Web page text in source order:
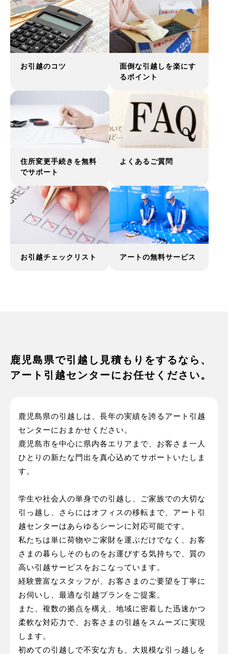
お引越のコツ
面倒な引越しを楽にす
るポイント
住所変更手続きを無料
でサポート
よくあるご質問
お引越チェックリスト アートの無料サービス
鹿児島県で引越し見積もりをするなら、
アート引越センターにお任せください。
鹿児島県の引越しは、長年の実績を誇るアート引越
センターにおまかせください。
鹿児島市を中心に県内各エリアまで、お客さま一人
ひとりの新たな門出を真心込めてサポートいたしま
す。
学生や社会人の単身での引越し、ご家族での大切な
引っ越し、さらにはオフィスの移転まで、アート引
越センターはあらゆるシーンに対応可能です。
私たちは単に荷物やご家財を運ぶだけでなく、お客
さまの暮らしそのものをお運びする気持ちで、質の
高い引越サービスをおこなっています。
経験豊富なスタッフが、お客さまのご要望を丁寧に
お伺いし、最適な引越プランをご提案。
また、複数の拠点を構え、地域に密着した迅速かつ
柔軟な対応力で、お客さまの引越をスムーズに実現
します。
初めての引越しで不安な方も、大規模な引っ越しを